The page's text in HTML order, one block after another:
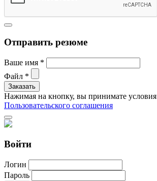
Отправить резюме
Ваше имя *
Файл *
Нажимая на кнопку, вы принимате условия
Пользовательского соглашения
Войти
Логин
Пароль